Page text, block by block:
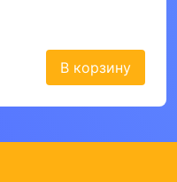
В корзину